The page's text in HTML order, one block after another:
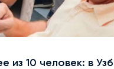
из 10 человек: в